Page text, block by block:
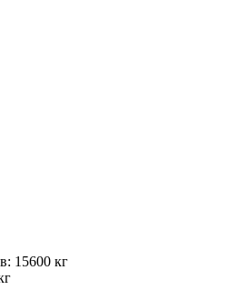
15600 кг